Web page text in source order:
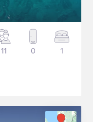
11 0 1